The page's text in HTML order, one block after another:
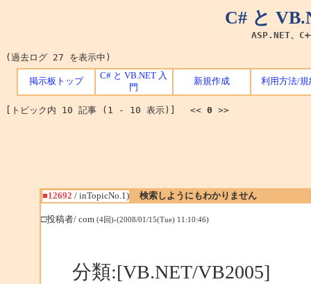
C# と
ASP.NET、
(過去ログ 27 を表示中)
掲示板トップ
C# と VB.NET 入
門
新規作成 利用方法/規
[トピック内 10 記事 (1 - 10 表示)] << 0 >>
■12692 / inTopicNo.1) 検索しようにもわかりません
□投稿者/ com (4回)-(2008/01/15(Tue) 11:10:46)
分類:[VB.NET/VB2005]